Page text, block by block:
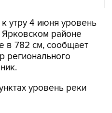
утру 4 июня уровень
районе
в 782 см, сообщает
регионального
уровень реки